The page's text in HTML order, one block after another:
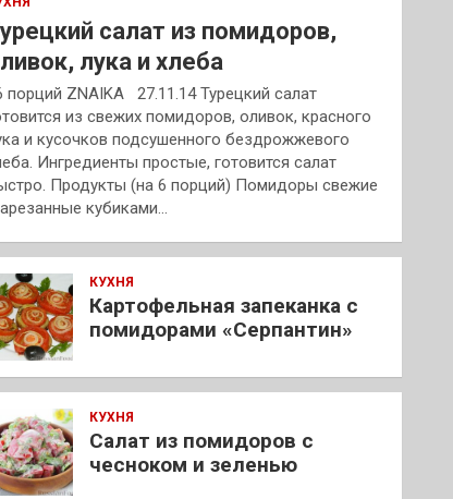
салат из помидоров,
лука и хлеба
порций ZNAIKA 27.11.14 Турецкий салат
из свежих помидоров, оливок, красного
и кусочков подсушенного бездрожжевого
Ингредиенты простые, готовится салат
Продукты (на 6 порций) Помидоры свежие
кубиками…
КУХНЯ
Картофельная запеканка с
помидорами «Серпантин»
КУХНЯ
Салат из помидоров с
чесноком и зеленью